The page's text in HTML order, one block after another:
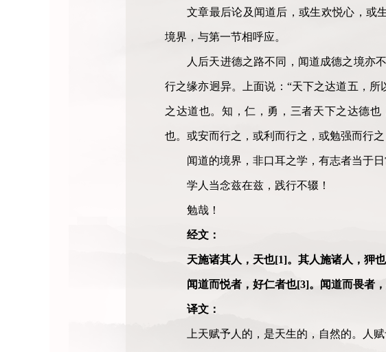
文章最后论及闻道后，或生欢悦心，或
境界，与第一节相呼应。
人后天进德之路不同，闻道成德之境亦
行之缘亦迥异。上面说：“天下之达道五，
之达道也。知，仁，勇，三者天下之达德
也。或安而行之，或利而行之，或勉强而行
闻道的境界，非口耳之学，有志者当于
学人当念兹在兹，践行不辍！
勉哉！
经文：
天施诸其人，天也[1]。其人施诸人，狎也
闻道而悦者，好仁者也[3]。闻道而畏者
译文：
上天赋予人的，是天生的，自然的。人